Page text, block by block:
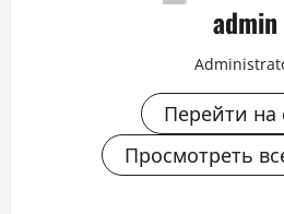
admin
Перейти на
Просмотреть